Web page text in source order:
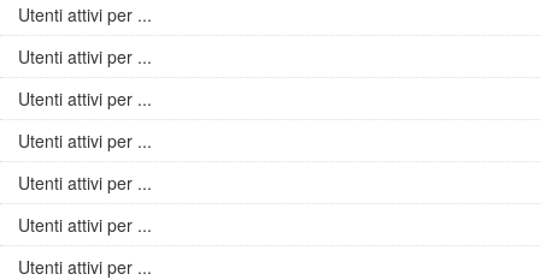
Utenti attivi per ...
Utenti attivi per ...
Utenti attivi per ...
Utenti attivi per ...
Utenti attivi per ...
Utenti attivi per ...
Utenti attivi per ...